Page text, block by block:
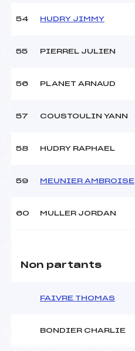
54 HUDRY JIMMY
55 PIERREL JULIEN
56 PLANET ARNAUD
57 COUSTOULIN YANN
58 HUDRY RAPHAEL
59 MEUNIER AMBROISE
60 MULLER JORDAN
Non partants
FAIVRE THOMAS
BONDIER CHARLIE